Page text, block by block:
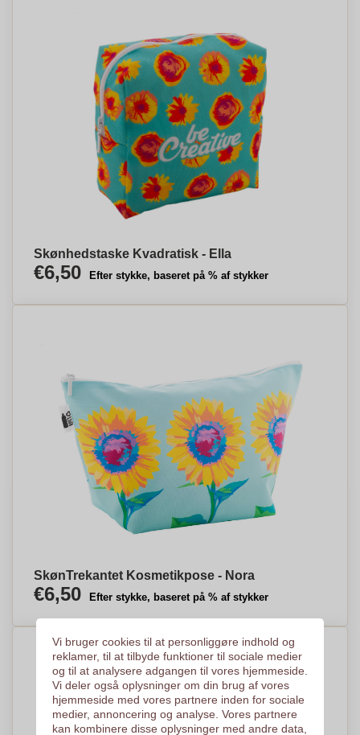
Skønhedstaske Kvadratisk - Ella
€6,50 Efter stykke, baseret på % af stykker
SkønTrekantet Kosmetikpose - Nora
€6,50 Efter stykke, baseret på % af stykker
Vi bruger cookies til at personliggøre indhold og
reklamer, til at tilbyde funktioner til sociale medier
og til at analysere adgangen til vores hjemmeside.
Vi deler også oplysninger om din brug af vores
hjemmeside med vores partnere inden for sociale
medier, annoncering og analyse. Vores partnere
kan kombinere disse oplysninger med andre data,